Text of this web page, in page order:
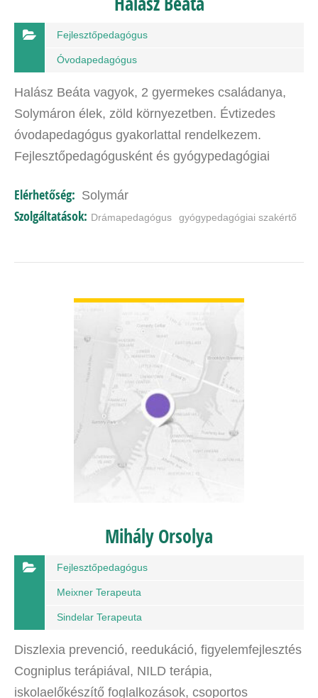
Fejlesztőpedagógus
Óvodapedagógus
Halász Beáta vagyok, 2 gyermekes családanya,
Solymáron élek, zöld környezetben. Évtizedes
óvodapedagógus gyakorlattal rendelkezem.
Fejlesztőpedagógusként és gyógypedagógiai
játékos fejlesztése, tanuláshoz…
Elérhetőség: Solymár
Szolgáltatások: Drámapedagógus gyógypedagógiai szakértő
Mihály Orsolya
Fejlesztőpedagógus
Meixner Terapeuta
Sindelar Terapeuta
Diszlexia prevenció, reedukáció, figyelemfejlesztés
Cogniplus terápiával, NILD terápia,
iskolaelőkészítő foglalkozások, csoportos